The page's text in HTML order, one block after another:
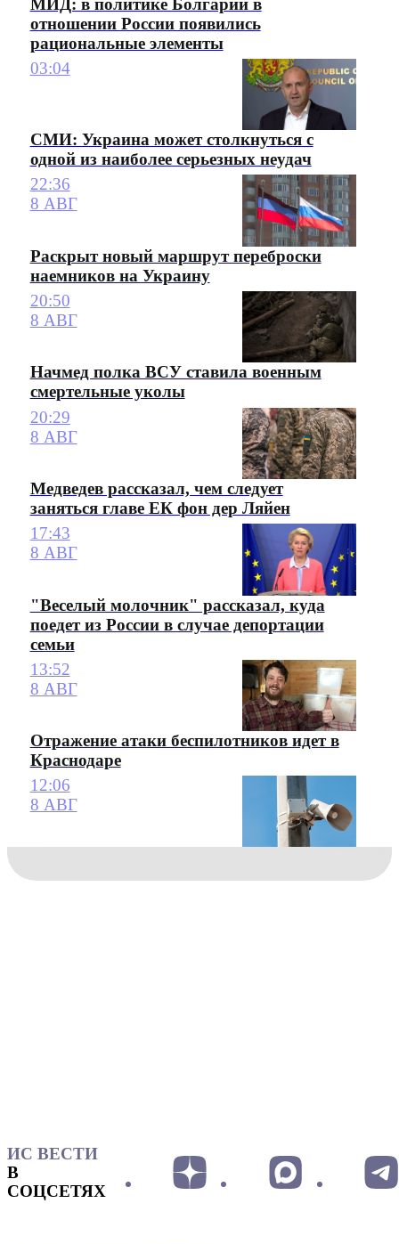
отношении России появились
рациональные элементы
03:04
СМИ: Украина может столкнуться с
одной из наиболее серьезных неудач
22:36
8 АВГ
Раскрыт новый маршрут переброски
наемников на Украину
20:50
8 АВГ
Начмед полка ВСУ ставила военным
смертельные уколы
20:29
8 АВГ
Медведев рассказал, чем следует
заняться главе ЕК фон дер Ляйен
17:43
8 АВГ
"Веселый молочник" рассказал, куда
поедет из России в случае депортации
семьи
13:52
8 АВГ
Отражение атаки беспилотников идет в
Краснодаре
12:06
8 АВГ
ИС ВЕСТИ
В
СОЦСЕТЯХ